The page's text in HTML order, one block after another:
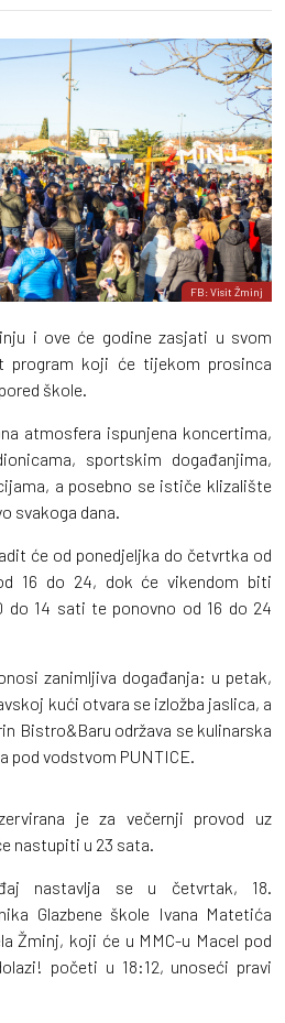
FB: Visit Žminj
i ove će godine zasjati u svom
program koji će tijekom prosinca
škole.
atmosfera ispunjena koncertima,
sportskim događanjima,
a posebno se ističe klizalište
svakoga dana.
će od ponedjeljka do četvrtka od
16 do 24, dok će vikendom biti
do 14 sati te ponovno od 16 do 24
zanimljiva događanja: u petak,
kući otvara se izložba jaslica, a
Bistro&Baru održava se kulinarska
pod vodstvom PUNTICE.
je za večernji provod uz
nastupiti u 23 sata.
nastavlja se u četvrtak, 18.
Glazbene škole Ivana Matetića
Žminj, koji će u MMC-u Macel pod
početi u 18:12, unoseći pravi